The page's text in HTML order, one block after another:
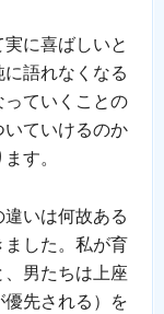
に喜ばしいと
語れなくなる
ていくことの
ていけるのか
す。
いは何故ある
した。私が育
男たちは上座
先される）を